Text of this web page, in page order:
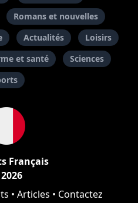
Romans et nouvelles
Actualités
Loisirs
et santé
Sciences
Français
• Articles • Contactez